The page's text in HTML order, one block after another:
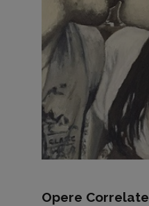
Opere Correlate